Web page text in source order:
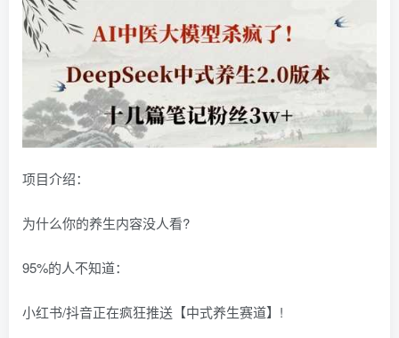
项目介绍：
为什么你的养生内容没人看?
95%的人不知道：
小红书/抖音正在疯狂推送【中式养生赛道】!